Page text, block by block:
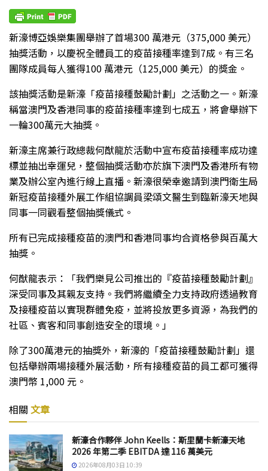
新濠博亞娛樂集團舉辦了首場300 萬港元（375,000 美元）
抽獎活動，以慶祝全體員工的疫苗接種率達到7成。有三名
團隊成員每人獲得100 萬港元（125,000 美元）的獎金。
該抽獎活動是新濠「疫苗接種鼓勵計劃」之活動之一。新濠
稱當澳門及香港同事的疫苗接種率達到七成五，將會舉辦下
一輪300萬元大抽獎。
新濠主席兼行政總裁何猷龍於活動中宣布疫苗接種率成功達
標並抽出幸運兒，整個抽獎活動亦於旗下澳門及香港所有物
業及辦公室內進行線上直播。新濠很榮幸邀請到澳門衛生局
新冠疫苗接種外展工作組協調員梁頌文醫生到臨新濠天地與
同事一同觀看整個抽獎儀式。
所有已完成接種疫苗的澳門和香港同事均合資格參與百萬大
抽獎。
何猷龍表示：「我們樂見公司推出的『疫苗接種鼓勵計劃』
深受同事及其親友支持。我們將繼續全力支持政府透過教育
及接種疫苗以實現群體免疫，並將投放更多資源，為我們的
社區、賓客和同事創造安全的環境。」
除了300萬港元的抽獎外，新濠的「疫苗接種鼓勵計劃」還
包括舉辦兩場接種外展活動，所有接種疫苗的員工都可獲得
澳門幣 1,000 元。
相關 文章
新濠合作夥伴 John Keells：斯里蘭卡新濠天地
2026 年第二季 EBITDA 達 116 萬美元
2026年08月03日 10:39